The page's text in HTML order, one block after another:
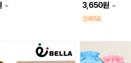
~ 3,650원 ~
인쇄무료